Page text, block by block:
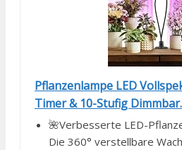
Pflanzenlampe LED
Timer & 10-Stufig
🌺Verbesserte LED-
Die 360° verstellbare